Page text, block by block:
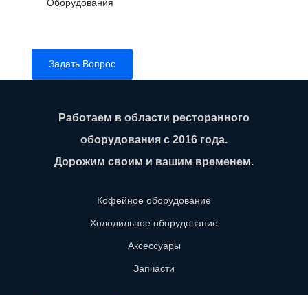
Оборудования
Задать Вопрос
Работаем в области ресторанного
оборудования с 2016 года.
Дорожим своим и вашим временем.
Кофейное оборудование
Холодильное оборудование
Аксессуары
Запчасти